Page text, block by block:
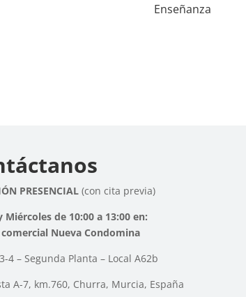
Enseñanza
PRESENCIAL(con cita previa)
Miércoles de 10:00 a 13:00 en:
Nueva Condomina
4 – Segunda Planta – Local A62b
A-7, km.760, Churra, Murcia, España